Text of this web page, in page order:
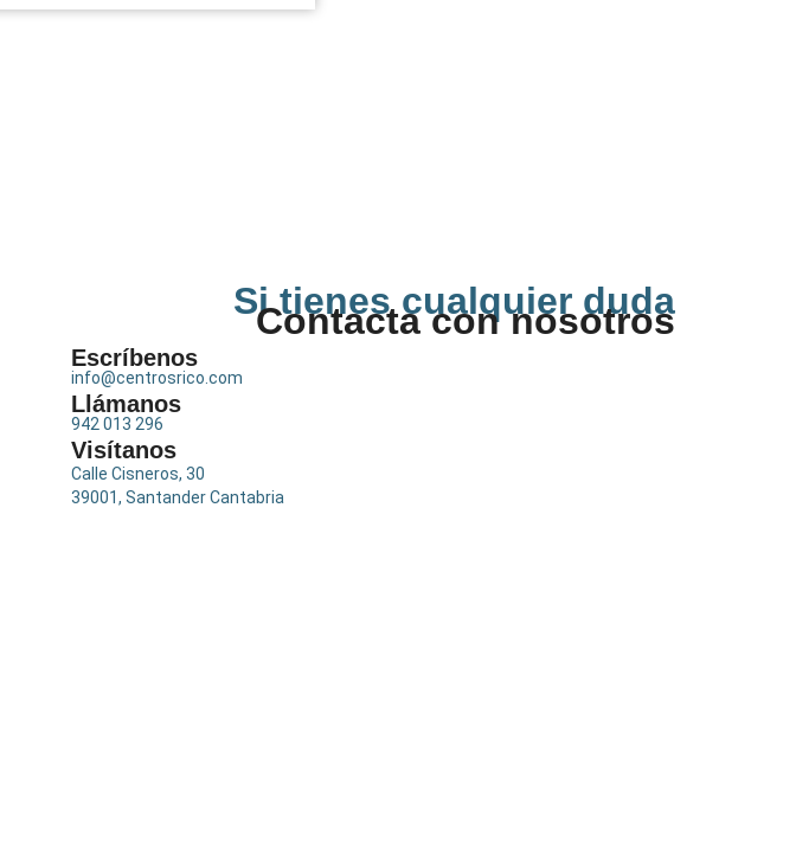
Si tienes cualquier duda
Contacta con nosotros
Escríbenos
info@centrosrico.com
Llámanos
942 013 296
Visítanos
Calle Cisneros, 30
39001, Santander Cantabria